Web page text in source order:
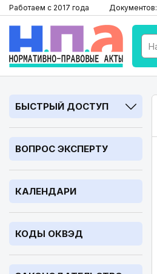
Работаем с 2017 года Документов:
БЫСТРЫЙ ДОСТУП
ВОПРОС ЭКСПЕРТУ
КАЛЕНДАРИ
КОДЫ ОКВЭД